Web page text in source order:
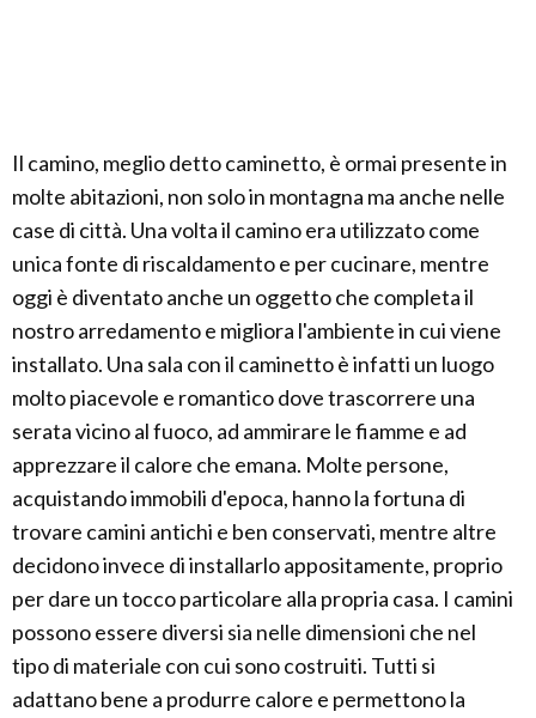
Il camino, meglio detto caminetto, è ormai presente in
molte abitazioni, non solo in montagna ma anche nelle
case di città. Una volta il camino era utilizzato come
unica fonte di riscaldamento e per cucinare, mentre
oggi è diventato anche un oggetto che completa il
nostro arredamento e migliora l'ambiente in cui viene
installato. Una sala con il caminetto è infatti un luogo
molto piacevole e romantico dove trascorrere una
serata vicino al fuoco, ad ammirare le fiamme e ad
apprezzare il calore che emana. Molte persone,
acquistando immobili d'epoca, hanno la fortuna di
trovare camini antichi e ben conservati, mentre altre
decidono invece di installarlo appositamente, proprio
per dare un tocco particolare alla propria casa. I camini
possono essere diversi sia nelle dimensioni che nel
tipo di materiale con cui sono costruiti. Tutti si
adattano bene a produrre calore e permettono la